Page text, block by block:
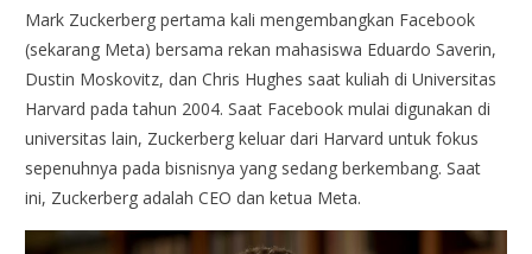
Mark Zuckerberg pertama kali mengembangkan Facebook
(sekarang Meta) bersama rekan mahasiswa Eduardo Saverin,
Dustin Moskovitz, dan Chris Hughes saat kuliah di Universitas
Harvard pada tahun 2004. Saat Facebook mulai digunakan di
universitas lain, Zuckerberg keluar dari Harvard untuk fokus
sepenuhnya pada bisnisnya yang sedang berkembang. Saat
ini, Zuckerberg adalah CEO dan ketua Meta.